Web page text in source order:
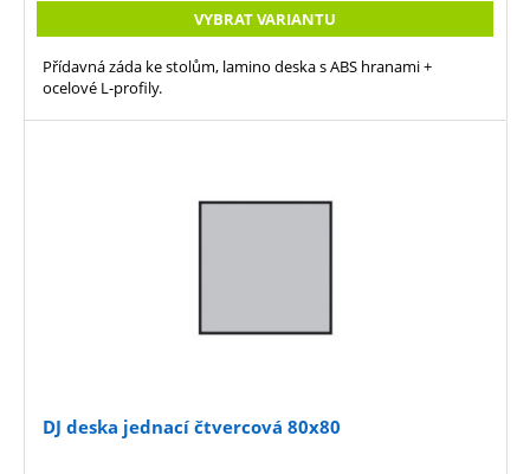
VYBRAT VARIANTU
Přídavná záda ke stolům, lamino deska s ABS hranami +
ocelové L-profily.
DJ deska jednací čtvercová 80x80